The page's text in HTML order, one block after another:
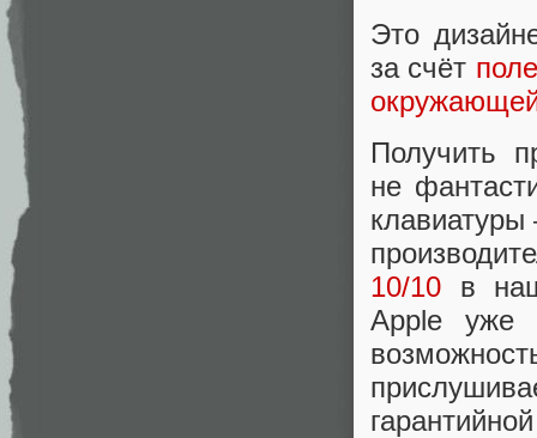
Это
за счёт
Получить
не
10/10 в
Apple уже